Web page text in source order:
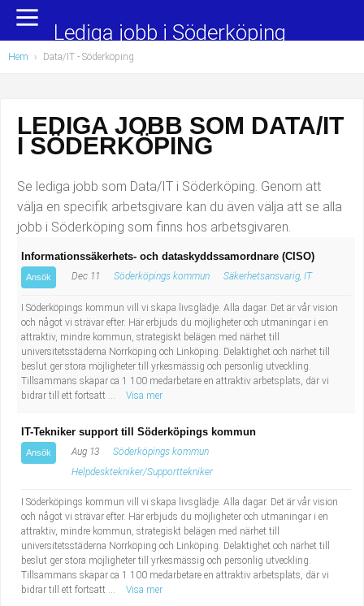
Yrkesområden
Administration, ekonomi, juridik
Chefer och verksamhetsledare
Data/IT
Försäljning, inköp, marknadsföring
Hantverksyrken
Hotell, restaurang, storhushåll
Hälso- och sjukvård
Industriell tillverkning
Kropps- och skönhetsvård
Kultur, media, design
Militärt arbete
Naturbruk
Populära jobb
Undersköterska, hemtjänst och äldreboende
Barnskötare
Lärare i förskola/Förskollärare
Lagerarbetare
Bussförare/Busschaufför
Elevassistent
Personlig assistent
Behandlingsassistent/Socialpedagog
Budbilsförare
Tidningsbud/Tidningsdistributör
Lärare i fritidshem/Fritidspedagog
Taxiförare/Taxichaufför
Lediga jobb i Söderköping
Hem › Data/IT - Söderköping
LEDIGA JOBB SOM DATA/IT
I SÖDERKÖPING
Se lediga jobb som Data/IT i Söderköping. Genom att
välja en specifik arbetsgivare kan du även välja att se alla
jobb i Söderköping som finns hos arbetsgivaren.
Informationssäkerhets- och dataskyddssamordnare (CISO)
Ansök Dec 11 Söderköpings kommun Säkerhetsansvarig, IT
I Söderköpings kommun vill vi skapa livsglädje. Alla dagar. Det är vår vision
och något vi strävar efter. Här erbjuds du möjligheter och utmaningar i en
attraktiv, mindre kommun, strategiskt belägen med närhet till
universitetsstäderna Norrköping och Linköping. Delaktighet och närhet till
beslut ger stora möjligheter till yrkesmässig och personlig utveckling.
Tillsammans skapar ca 1 100 medarbetare en attraktiv arbetsplats, där vi
bidrar till ett fortsatt ...
Visa mer
IT-Tekniker support till Söderköpings kommun
Ansök Aug 13
Söderköpings kommun
Helpdesktekniker/Supporttekniker
I Söderköpings kommun vill vi skapa livsglädje. Alla dagar. Det är vår vision
och något vi strävar efter. Här erbjuds du möjligheter och utmaningar i en
attraktiv, mindre kommun, strategiskt belägen med närhet till
universitetsstäderna Norrköping och Linköping. Delaktighet och närhet till
beslut ger stora möjligheter till yrkesmässig och personlig utveckling.
Tillsammans skapar ca 1 100 medarbetare en attraktiv arbetsplats, där vi
bidrar till ett fortsatt ...
Visa mer